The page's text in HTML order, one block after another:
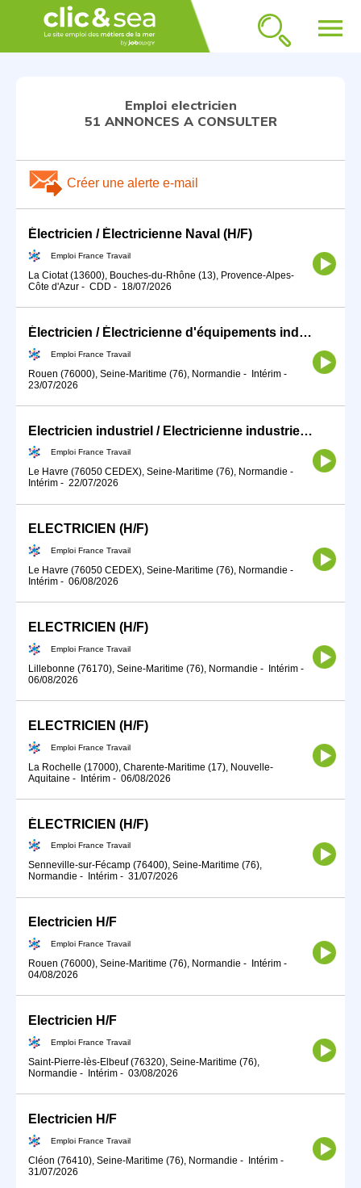
menu
Emploi electricien
51 ANNONCES A CONSULTER
Créer une alerte e-mail
Électricien / Électricienne Naval (H/F)
Emploi France Travail
La Ciotat (13600), Bouches-du-Rhône (13), Provence-Alpes-
Côte d'Azur - CDD - 18/07/2026
Électricien / Électricienne d'équipements industriels (H/F)
Emploi France Travail
Rouen (76000), Seine-Maritime (76), Normandie - Intérim -
23/07/2026
Electricien industriel / Electricienne industrielle de maintenanc (H/F)
Emploi France Travail
Le Havre (76050 CEDEX), Seine-Maritime (76), Normandie -
Intérim - 22/07/2026
ELECTRICIEN (H/F)
Emploi France Travail
Le Havre (76050 CEDEX), Seine-Maritime (76), Normandie -
Intérim - 06/08/2026
ELECTRICIEN (H/F)
Emploi France Travail
Lillebonne (76170), Seine-Maritime (76), Normandie - Intérim -
06/08/2026
ELECTRICIEN (H/F)
Emploi France Travail
La Rochelle (17000), Charente-Maritime (17), Nouvelle-
Aquitaine - Intérim - 06/08/2026
ÉLECTRICIEN (H/F)
Emploi France Travail
Senneville-sur-Fécamp (76400), Seine-Maritime (76),
Normandie - Intérim - 31/07/2026
Electricien H/F
Emploi France Travail
Rouen (76000), Seine-Maritime (76), Normandie - Intérim -
04/08/2026
Electricien H/F
Emploi France Travail
Saint-Pierre-lès-Elbeuf (76320), Seine-Maritime (76),
Normandie - Intérim - 03/08/2026
Electricien H/F
Emploi France Travail
Cléon (76410), Seine-Maritime (76), Normandie - Intérim -
31/07/2026